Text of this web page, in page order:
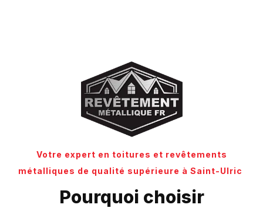
Votre expert en toitures et revêtements
métalliques de qualité supérieure à Saint-Ulric
Pourquoi choisir